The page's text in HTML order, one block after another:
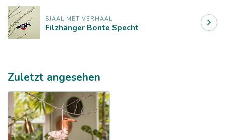
SJAAL MET VERHAAL
Filzhänger Bonte Specht
Zuletzt angesehen